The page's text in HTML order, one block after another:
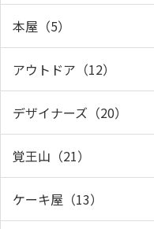
本屋（5）
アウトドア（12）
デザイナーズ（20）
覚王山（21）
ケーキ屋（13）